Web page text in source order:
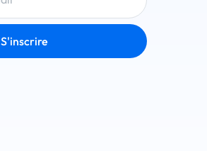
S'inscrire